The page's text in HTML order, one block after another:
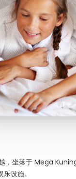
奖项
公寓
21 8428 5900
景酒店公寓
坐落于 Mega
设施。